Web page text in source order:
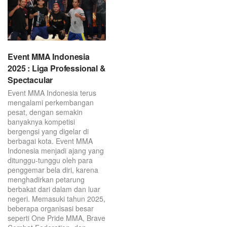
Event MMA Indonesia
2025 : Liga Professional &
Spectacular
Event MMA Indonesia terus
mengalami perkembangan
pesat, dengan semakin
banyaknya kompetisi
bergengsi yang digelar di
berbagai kota. Event MMA
Indonesia menjadi ajang yang
ditunggu-tunggu oleh para
penggemar bela diri, karena
menghadirkan petarung
berbakat dari dalam dan luar
negeri. Memasuki tahun 2025,
beberapa organisasi besar
seperti One Pride MMA, Brave